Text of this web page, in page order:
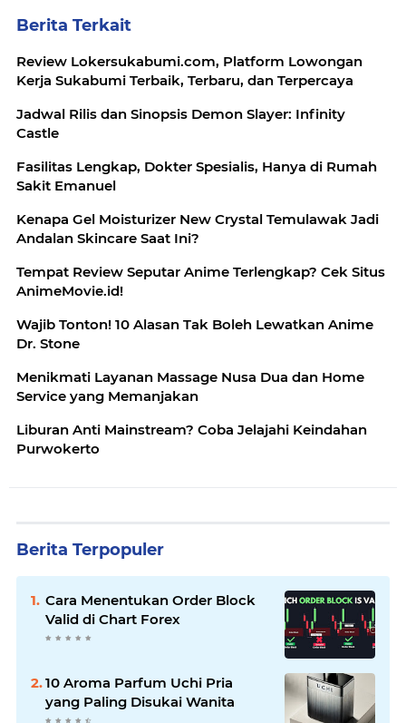
Berita Terkait
Review Lokersukabumi.com, Platform Lowongan
Kerja Sukabumi Terbaik, Terbaru, dan Terpercaya
Jadwal Rilis dan Sinopsis Demon Slayer: Infinity
Castle
Fasilitas Lengkap, Dokter Spesialis, Hanya di Rumah
Sakit Emanuel
Kenapa Gel Moisturizer New Crystal Temulawak Jadi
Andalan Skincare Saat Ini?
Tempat Review Seputar Anime Terlengkap? Cek Situs
AnimeMovie.id!
Wajib Tonton! 10 Alasan Tak Boleh Lewatkan Anime
Dr. Stone
Menikmati Layanan Massage Nusa Dua dan Home
Service yang Memanjakan
Liburan Anti Mainstream? Coba Jelajahi Keindahan
Purwokerto
Berita Terpopuler
Cara Menentukan Order Block
Valid di Chart Forex
10 Aroma Parfum Uchi Pria
yang Paling Disukai Wanita